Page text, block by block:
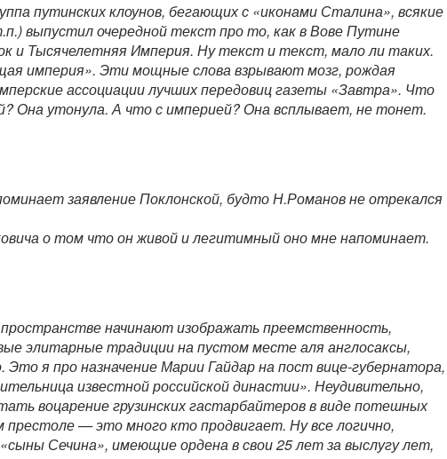
путинских клоунов, бегающих с «иконами Сталина», всякие
выпустил очередной текст про то, как в Вове Путине
и Тысячелетняя Империя. Ну текст и текст, мало ли таких.
империя». Эти мощные слова взрывают мозг, рождая
ассоциации лучших передовиц газеты «Завтра». Что
Она утонула. А что с империей? Она всплывает, не тонет.
заявление Поклонской, будто Н.Романов не отрекался
о том что он живой и легитимный оно мне напоминает.
начинают изображать преемственность,
элитарные традиции на пустом месте аля англосаксы,
Это я про назначение Марии Гайдар на пост вице-губернатора,
известной российской династии». Неудивительно,
воцарение грузинских гастарбайтеров в виде потешных
престоле — это много кто продвигает. Ну все логично,
Сечина», имеющие ордена в свои 25 лет за выслугу лет,